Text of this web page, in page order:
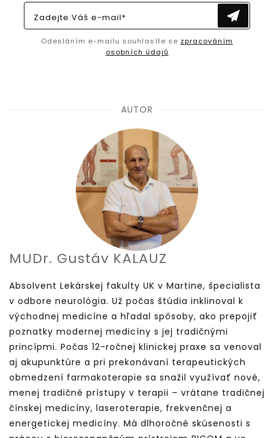
Zadejte Váš e-mail*
Odesláním e-mailu souhlasíte se zpracováním
osobních údajů
AUTOR
MUDr. Gustáv KALAUZ
Absolvent Lekárskej fakulty UK v Martine, špecialista
v odbore neurológia. Už počas štúdia inklinoval k
východnej medicíne a hľadal spôsoby, ako prepojiť
poznatky modernej medicíny s jej tradičnými
princípmi. Počas 12-ročnej klinickej praxe sa venoval
aj akupunktúre a pri prekonávaní terapeutických
obmedzení farmakoterapie sa snažil využívať nové,
menej tradičné prístupy v terapii – vrátane tradičnej
čínskej medicíny, laseroterapie, frekvenčnej a
energetickej medicíny. Má dlhoročné skúsenosti s